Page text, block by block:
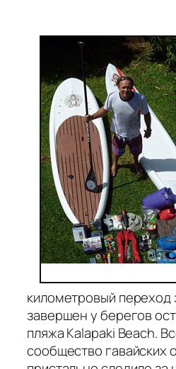
километровый переход
завершен у берегов
пляжа Kalapaki Beach.
сообщество гавайских